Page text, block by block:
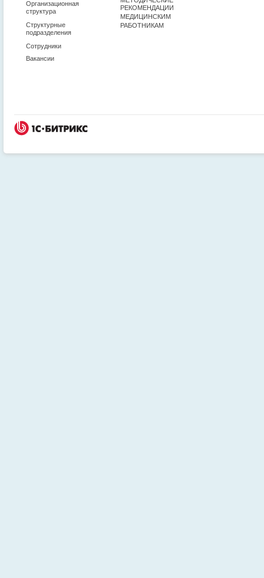
Организационная
структура
Структурные
подразделения
Сотрудники
Вакансии
РЕКОМЕНДАЦИИ
МЕДИЦИНСКИМ
РАБОТНИКАМ